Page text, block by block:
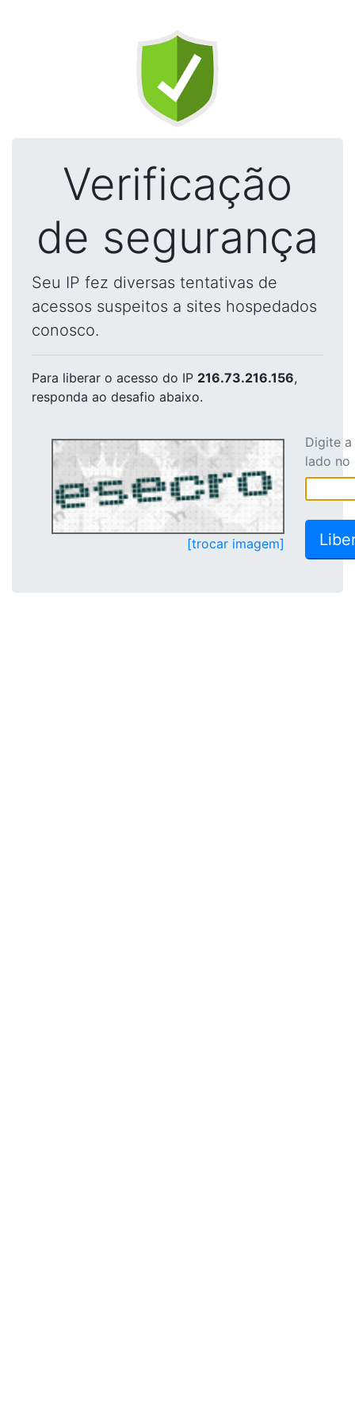
Verificação
de segurança
Seu IP fez diversas tentativas de
acessos suspeitos a sites hospedados
conosco.
Para liberar o acesso do IP 216.73.216.156,
responda ao desafio abaixo.
[trocar imagem]
Digite
lado no